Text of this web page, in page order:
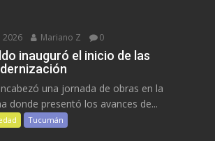
2026 Mariano Z 0
inauguró el inicio de las
una jornada de obras en la
donde presentó los avances de...
Tucumán